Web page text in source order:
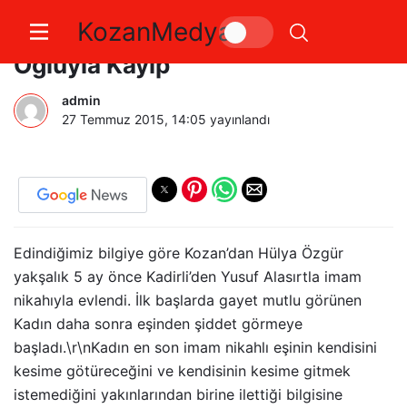
KozanMedya
23 Yaşında Kadın 2.5 Yaşındaki
Oğluyla Kayıp
admin
27 Temmuz 2015, 14:05 yayınlandı
Edindiğimiz bilgiye göre Kozan’dan Hülya Özgür
yakşalık 5 ay önce Kadirli’den Yusuf Alasırtla imam
nikahıyla evlendi. İlk başlarda gayet mutlu görünen
Kadın daha sonra eşinden şiddet görmeye
başladı.\r\nKadın en son imam nikahlı eşinin kendisini
kesime götüreceğini ve kendisinin kesime gitmek
istemediğini yakınlarından birine ilettiği bilgisine